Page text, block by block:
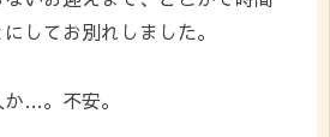
してお別れしました。
…。不安。